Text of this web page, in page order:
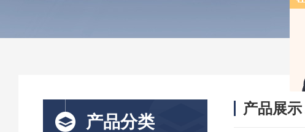
产品分类
产品展示